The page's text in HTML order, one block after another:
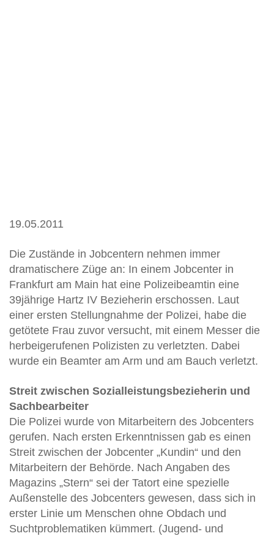
19.05.2011
Die Zustände in Jobcentern nehmen immer
dramatischere Züge an: In einem Jobcenter in
Frankfurt am Main hat eine Polizeibeamtin eine
39jährige Hartz IV Bezieherin erschossen. Laut
einer ersten Stellungnahme der Polizei, habe die
getötete Frau zuvor versucht, mit einem Messer die
herbeigerufenen Polizisten zu verletzten. Dabei
wurde ein Beamter am Arm und am Bauch verletzt.
Streit zwischen Sozialleistungsbezieherin und
Sachbearbeiter
Die Polizei wurde von Mitarbeitern des Jobcenters
gerufen. Nach ersten Erkenntnissen gab es einen
Streit zwischen der Jobcenter „Kundin“ und den
Mitarbeitern der Behörde. Nach Angaben des
Magazins „Stern“ sei der Tatort eine spezielle
Außenstelle des Jobcenters gewesen, dass sich in
erster Linie um Menschen ohne Obdach und
Suchtproblematiken kümmert. (Jugend- und